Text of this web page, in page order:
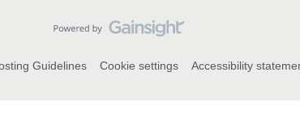
Guidelines Cookie settings Accessibility